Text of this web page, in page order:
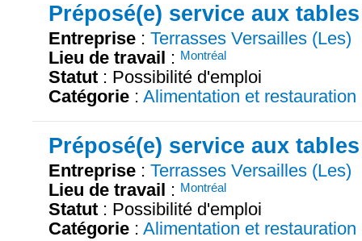
Préposé(e) service aux tables
Entreprise : Terrasses Versailles (Les)
Lieu de travail : Montréal
Statut : Possibilité d'emploi
Catégorie : Alimentation et restauration
Préposé(e) service aux tables
Entreprise : Terrasses Versailles (Les)
Lieu de travail : Montréal
Statut : Possibilité d'emploi
Catégorie : Alimentation et restauration